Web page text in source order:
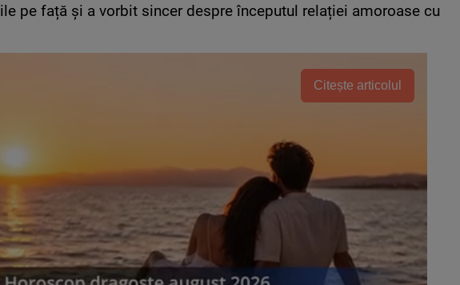
pe față și a vorbit sincer despre începutul relației amoroase cu
Citește articolul